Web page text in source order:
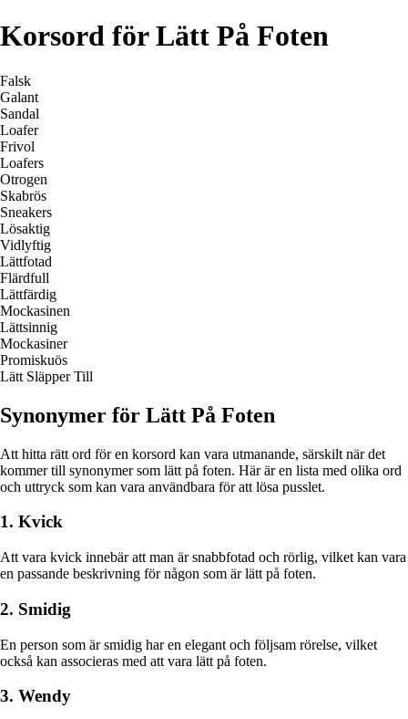
Korsord för Lätt På Foten
Falsk
Galant
Sandal
Loafer
Frivol
Loafers
Otrogen
Skabrös
Sneakers
Lösaktig
Vidlyftig
Lättfotad
Flärdfull
Lättfärdig
Mockasinen
Lättsinnig
Mockasiner
Promiskuös
Lätt Släpper Till
Synonymer för Lätt På Foten
Att hitta rätt ord för en korsord kan vara utmanande, särskilt när det
kommer till synonymer som lätt på foten. Här är en lista med olika ord
och uttryck som kan vara användbara för att lösa pusslet.
1. Kvick
Att vara kvick innebär att man är snabbfotad och rörlig, vilket kan vara
en passande beskrivning för någon som är lätt på foten.
2. Smidig
En person som är smidig har en elegant och följsam rörelse, vilket
också kan associeras med att vara lätt på foten.
3. Wendy